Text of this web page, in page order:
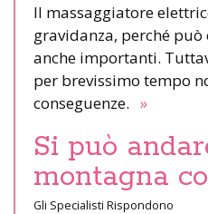
Il massaggiatore
gravidanza, perché
anche importanti.
per brevissimo tempo
conseguenze. »
Si può
montagna
Gli Specialisti Rispondono